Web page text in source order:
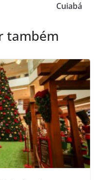
Cuiabá
também